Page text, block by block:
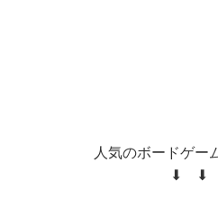
人気のボードゲー
⬇ ⬇